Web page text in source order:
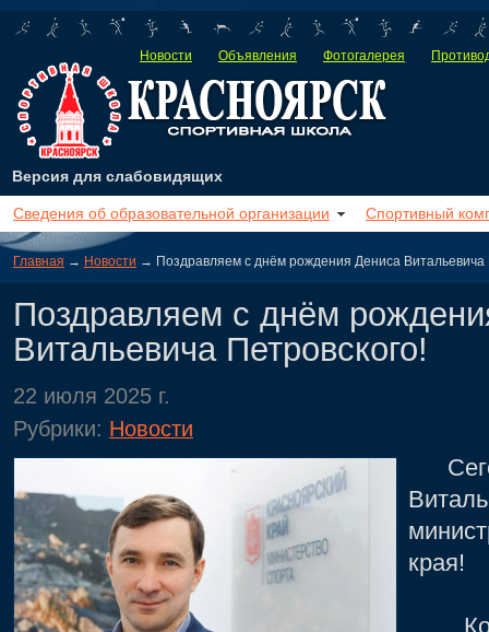
Новости Объявления Фотогалерея
Версия для слабовидящих
Сведения об образовательной организации Спортивный
Главная → Новости → Поздравляем с днём рождения Дениса Витальевича
Поздравляем с днём
Витальевича Петровского!
22 июля 2025 г.
Рубрики: Новости
края!